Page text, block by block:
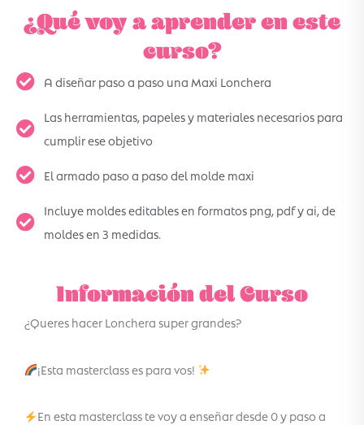
¿Qué voy a aprender en este
curso?
A diseñar paso a paso una Maxi Lonchera
Las herramientas, papeles y materiales necesarios para
cumplir ese objetivo
El armado paso a paso del molde maxi
Incluye moldes editables en formatos png, pdf y ai, de
moldes en 3 medidas.
Información del Curso
¿Queres hacer Lonchera super grandes?
¡Esta masterclass es para vos!
En esta masterclass te voy a enseñar desde 0 y paso a